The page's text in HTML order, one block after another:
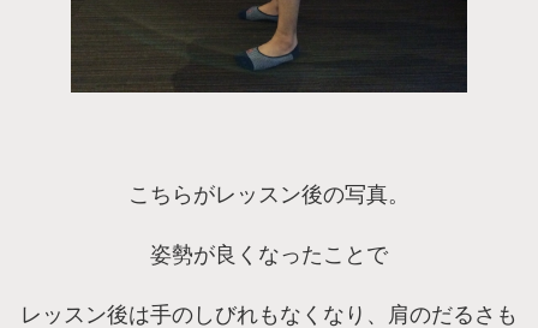
こちらがレッスン後の写真。
姿勢が良くなったことで
レッスン後は手のしびれもなくなり、肩のだるさも